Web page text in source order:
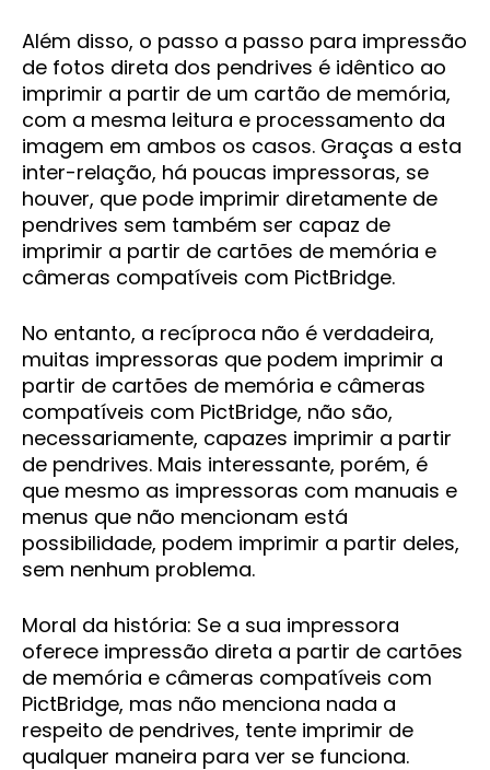
Além disso, o passo a passo para impressão
de fotos direta dos pendrives é idêntico ao
imprimir a partir de um cartão de memória,
com a mesma leitura e processamento da
imagem em ambos os casos. Graças a esta
inter-relação, há poucas impressoras, se
houver, que pode imprimir diretamente de
pendrives sem também ser capaz de
imprimir a partir de cartões de memória e
câmeras compatíveis com PictBridge.
No entanto, a recíproca não é verdadeira,
muitas impressoras que podem imprimir a
partir de cartões de memória e câmeras
compatíveis com PictBridge, não são,
necessariamente, capazes imprimir a partir
de pendrives. Mais interessante, porém, é
que mesmo as impressoras com manuais e
menus que não mencionam está
possibilidade, podem imprimir a partir deles,
sem nenhum problema.
Moral da história: Se a sua impressora
oferece impressão direta a partir de cartões
de memória e câmeras compatíveis com
PictBridge, mas não menciona nada a
respeito de pendrives, tente imprimir de
qualquer maneira para ver se funciona.